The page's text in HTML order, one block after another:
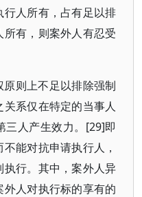
人所有，占有足以排
有，则案外人有忍受
则上不足以排除强制
系仅在特定的当事人
三人产生效力。[29]即
能对抗申请执行人，
行。其中，案外人异
人对执行标的享有的